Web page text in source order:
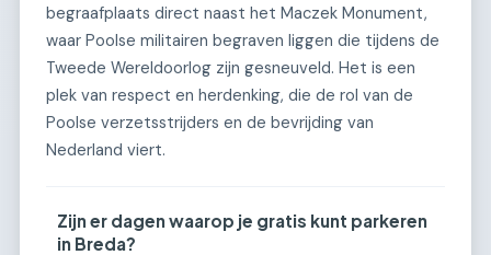
begraafplaats direct naast het Maczek Monument,
waar Poolse militairen begraven liggen die tijdens de
Tweede Wereldoorlog zijn gesneuveld. Het is een
plek van respect en herdenking, die de rol van de
Poolse verzetsstrijders en de bevrijding van
Nederland viert.
Zijn er dagen waarop je gratis kunt parkeren
in Breda?